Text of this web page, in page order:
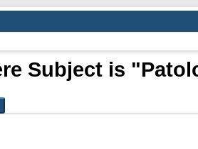
Subject is